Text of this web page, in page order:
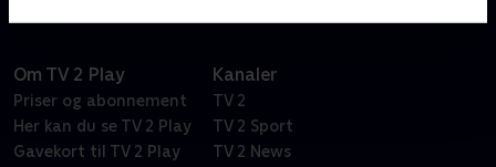
Om TV 2 Play
Priser og abonnement
Her kan du se TV 2 Play
Gavekort til TV 2 Play
Kanaler
TV 2
TV 2 Sport
TV 2 News